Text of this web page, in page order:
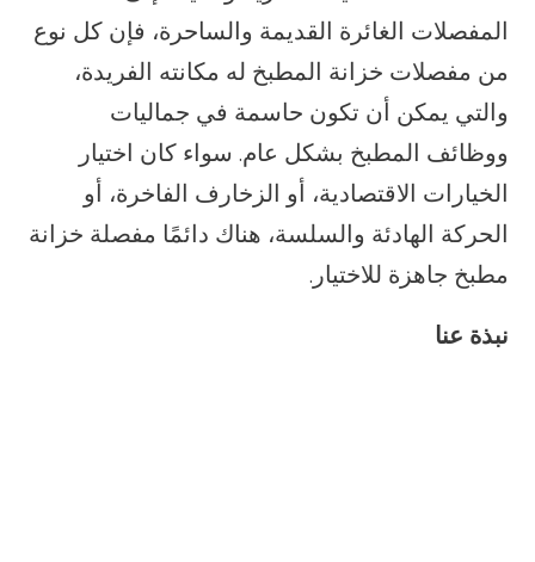
المفصلات الغائرة القديمة والساحرة، فإن كل نوع
من مفصلات خزانة المطبخ له مكانته الفريدة،
والتي يمكن أن تكون حاسمة في جماليات
ووظائف المطبخ بشكل عام. سواء كان اختيار
الخيارات الاقتصادية، أو الزخارف الفاخرة، أو
الحركة الهادئة والسلسة، هناك دائمًا مفصلة خزانة
مطبخ جاهزة للاختيار.
نبذة عنا